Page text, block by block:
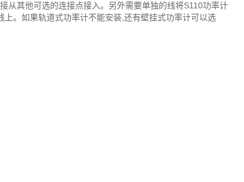
从其他可选的连接点接入。另外需要单独的线将S110功率计
。如果轨道式功率计不能安装,还有壁挂式功率计可以选